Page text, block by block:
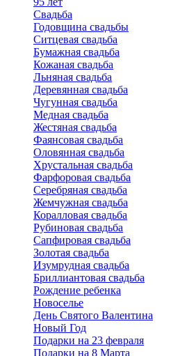
Свадьба
Годовщина свадьбы
Ситцевая свадьба
Бумажная свадьба
Кожаная свадьба
Льняная свадьба
Деревянная свадьба
Чугунная свадьба
Медная свадьба
Жестяная свадьба
Фаянсовая свадьба
Оловянная свадьба
Хрустальная свадьба
Фарфоровая свадьба
Серебряная свадьба
Жемчужная свадьба
Коралловая свадьба
Рубиновая свадьба
Сапфировая свадьба
Золотая свадьба
Изумрудная свадьба
Бриллиантовая свадьба
Рождение ребенка
Новоселье
День Святого Валентина
Новый Год
Подарки на 23 февраля
Подарки на 8 Марта